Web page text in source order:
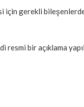
için gerekli
bir açıklama